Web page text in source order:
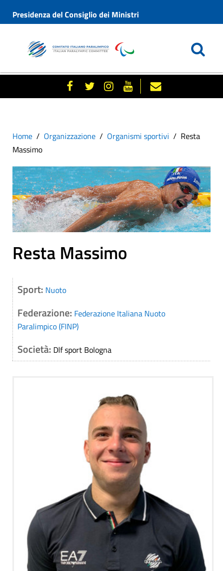
Presidenza del Consiglio dei Ministri
Home Organizzazione Organismi sportivi
Resta
Massimo
Resta Massimo
Sport: Nuoto
Federazione: Federazione Italiana Nuoto
Paralimpico (FINP)
Società: Dlf sport Bologna